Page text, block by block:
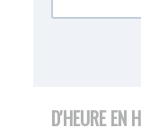
D'HEURE EN